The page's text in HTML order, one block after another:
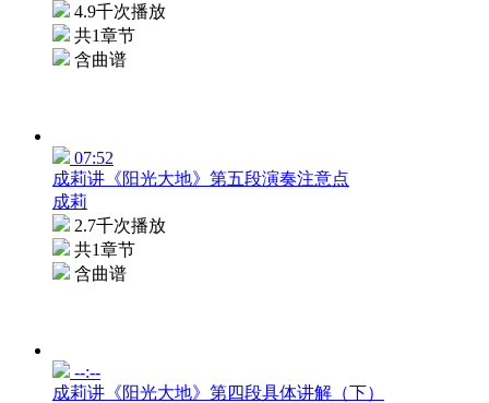
4.9千次播放
共1章节
含曲谱
07:52
成莉讲《阳光大地》第五段演奏注意点
成莉
2.7千次播放
共1章节
含曲谱
--:--
成莉讲《阳光大地》第四段具体讲解（下）